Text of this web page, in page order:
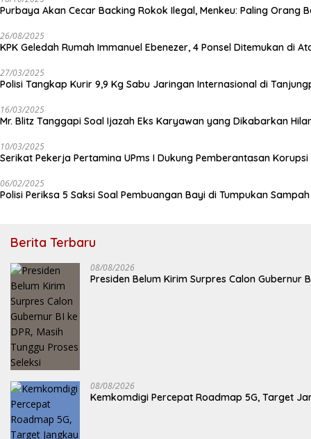
Purbaya Akan Cecar Backing Rokok Ilegal, Menkeu: Paling Orang
26/08/2025
KPK Geledah Rumah Immanuel Ebenezer, 4 Ponsel Ditemukan di
27/03/2025
Polisi Tangkap Kurir 9,9 Kg Sabu Jaringan Internasional di
16/03/2025
Mr. Blitz Tanggapi Soal Ijazah Eks Karyawan yang Dikabarkan
10/03/2025
Serikat Pekerja Pertamina UPms I Dukung Pemberantasan
06/02/2025
Polisi Periksa 5 Saksi Soal Pembuangan Bayi di Tumpukan
Berita Terbaru
08/08/2026
Presiden Belum Kirim Surpres Calon Gubernur
08/08/2026
Kemkomdigi Percepat Roadmap 5G, Target